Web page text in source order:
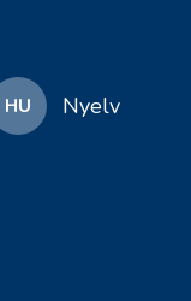
HU Nyelv